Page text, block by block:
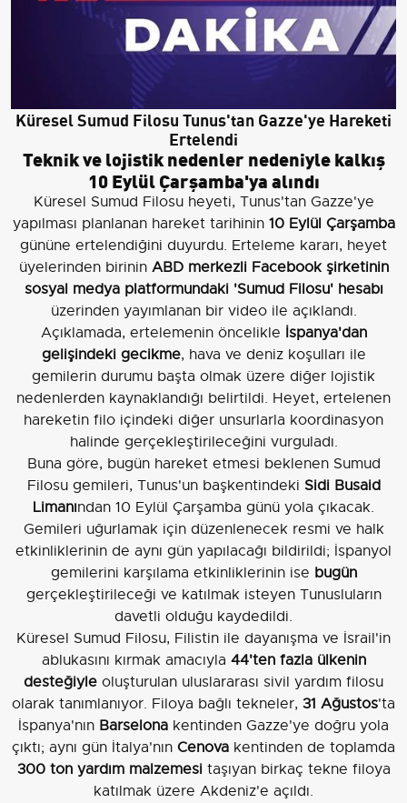
Küresel Sumud Filosu Tunus'tan Gazze'ye Hareketi
Ertelendi
Teknik ve lojistik nedenler nedeniyle kalkış
10 Eylül Çarşamba'ya alındı
Küresel Sumud Filosu heyeti, Tunus'tan Gazze'ye
yapılması planlanan hareket tarihinin 10 Eylül Çarşamba
gününe ertelendiğini duyurdu. Erteleme kararı, heyet
üyelerinden birinin ABD merkezli Facebook şirketinin
sosyal medya platformundaki 'Sumud Filosu' hesabı
üzerinden yayımlanan bir video ile açıklandı.
Açıklamada, ertelemenin öncelikle İspanya'dan
gelişindeki gecikme, hava ve deniz koşulları ile
gemilerin durumu başta olmak üzere diğer lojistik
nedenlerden kaynaklandığı belirtildi. Heyet, ertelenen
hareketin filo içindeki diğer unsurlarla koordinasyon
halinde gerçekleştirileceğini vurguladı.
Buna göre, bugün hareket etmesi beklenen Sumud
Filosu gemileri, Tunus'un başkentindeki Sidi Busaid
Limanından 10 Eylül Çarşamba günü yola çıkacak.
Gemileri uğurlamak için düzenlenecek resmi ve halk
etkinliklerinin de aynı gün yapılacağı bildirildi; İspanyol
gemilerini karşılama etkinliklerinin ise bugün
gerçekleştirileceği ve katılmak isteyen Tunusluların
davetli olduğu kaydedildi.
Küresel Sumud Filosu, Filistin ile dayanışma ve İsrail'in
ablukasını kırmak amacıyla 44'ten fazla ülkenin
desteğiyle oluşturulan uluslararası sivil yardım filosu
olarak tanımlanıyor. Filoya bağlı tekneler, 31 Ağustos'ta
İspanya'nın Barselona kentinden Gazze'ye doğru yola
çıktı; aynı gün İtalya'nın Cenova kentinden de toplamda
300 ton yardım malzemesitaşıyan birkaç tekne filoya
katılmak üzere Akdeniz'e açıldı.